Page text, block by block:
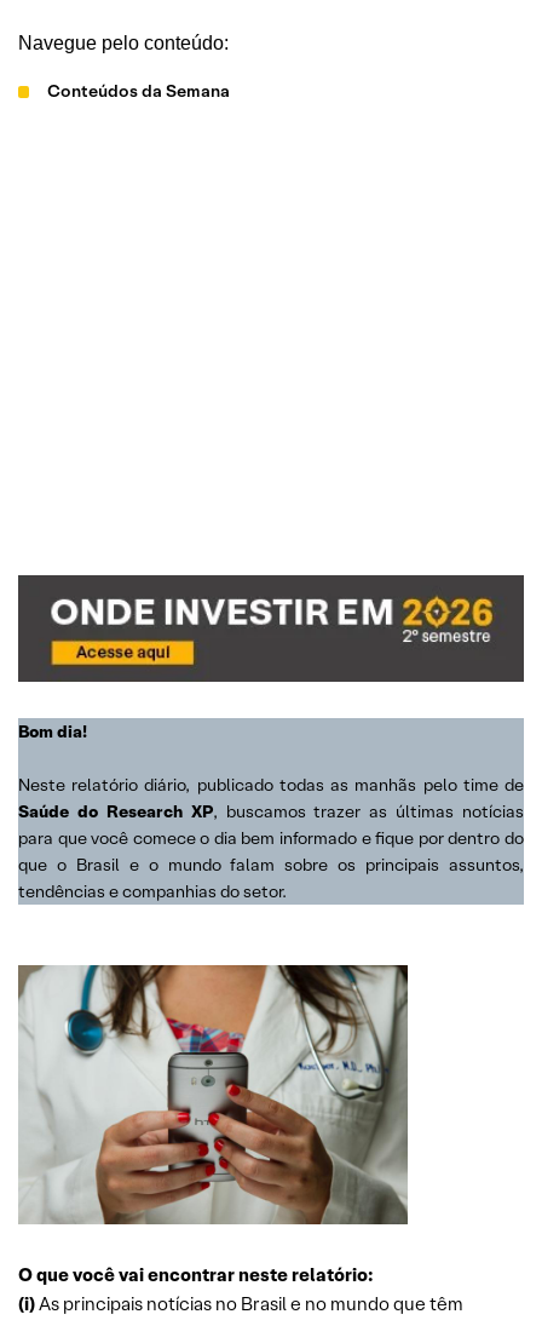
Navegue pelo conteúdo:
Conteúdos da Semana
Bom dia!
Neste relatório diário, publicado todas as manhãs pelo time de
Saúde do Research XP, buscamos trazer as últimas notícias
para que você comece o dia bem informado e fique por dentro do
que o Brasil e o mundo falam sobre os principais assuntos,
tendências e companhias do setor.
O que você vai encontrar neste relatório:
(i)As principais notícias no Brasil e no mundo que têm